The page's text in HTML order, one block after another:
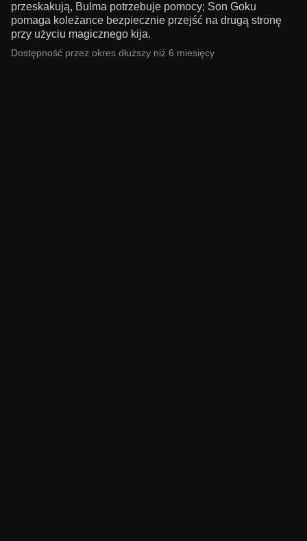
przeskakują, Bulma potrzebuje pomocy; Son Goku
pomaga koleżance bezpiecznie przejść na drugą stronę
przy użyciu magicznego kija.
Dostępność przez okres dłuższy niż 6 miesięcy